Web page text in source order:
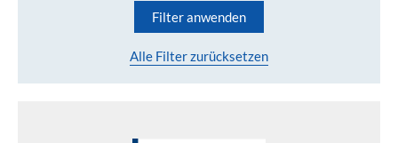
Filter anwenden
Alle Filter zurücksetzen